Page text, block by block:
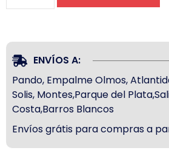
ENVÍOS A:
Pando, Empalme Olmos,
Solis, Montes,Parque del
Costa,Barros Blancos
Envíos grátis para compras a